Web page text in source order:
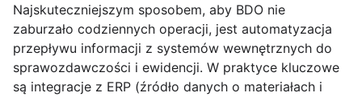
Najskuteczniejszym sposobem, aby BDO nie
zaburzało codziennych operacji, jest automatyzacja
przepływu informacji z systemów wewnętrznych do
sprawozdawczości i ewidencji. W praktyce kluczowe
są integracje z ERP (źródło danych o materiałach i